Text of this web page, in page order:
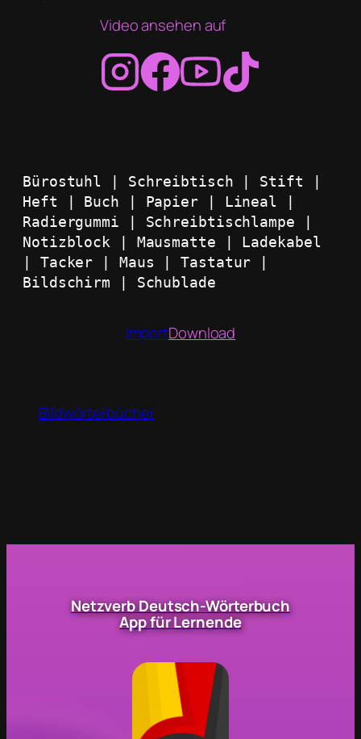
Video ansehen auf
Bürostuhl | Schreibtisch | Stift |
Heft | Buch | Papier | Lineal |
Radiergummi | Schreibtischlampe |
Notizblock | Mausmatte | Ladekabel
| Tacker | Maus | Tastatur |
Bildschirm | Schublade
ImportDownload
Bildwörterbücher
Netzverb Deutsch-Wörterbuch
App für Lernende